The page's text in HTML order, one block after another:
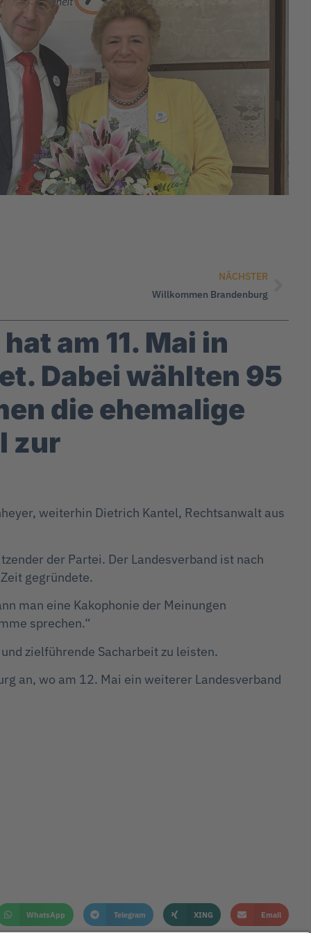
NÄCHSTER
Willkommen Brandenburg
am 11. Mai in
Dabei wählten 95
die ehemalige
zur
weiterhin Dietrich Kantel, Rechtsanwalt aus
der Partei. Der Landesverband ist nach
gegründete.
man eine Kakophonie der Meinungen
sprechen.“
zielführende Sacharbeit zu leisten.
an, wo am 12. Mai ein weiterer Landesverband
WhatsApp Telegram XING Email